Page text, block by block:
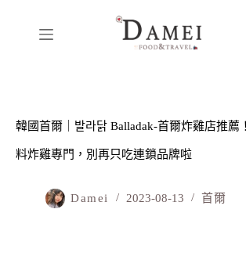
韓國首爾｜발라닭 Balladak-首爾炸雞店推
料炸雞專門，別再只吃連鎖品牌啦
Damei 2023-08-13 首爾